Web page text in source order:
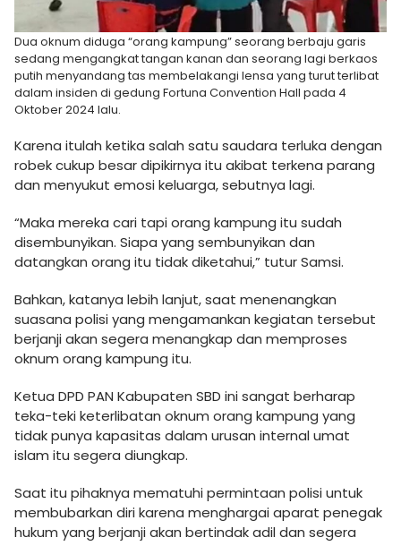
Dua oknum diduga “orang kampung” seorang berbaju garis
sedang mengangkat tangan kanan dan seorang lagi berkaos
putih menyandang tas membelakangi lensa yang turut terlibat
dalam insiden di gedung Fortuna Convention Hall pada 4
Oktober 2024 lalu.
Karena itulah ketika salah satu saudara terluka dengan
robek cukup besar dipikirnya itu akibat terkena parang
dan menyukut emosi keluarga, sebutnya lagi.
“Maka mereka cari tapi orang kampung itu sudah
disembunyikan. Siapa yang sembunyikan dan
datangkan orang itu tidak diketahui,” tutur Samsi.
Bahkan, katanya lebih lanjut, saat menenangkan
suasana polisi yang mengamankan kegiatan tersebut
berjanji akan segera menangkap dan memproses
oknum orang kampung itu.
Ketua DPD PAN Kabupaten SBD ini sangat berharap
teka-teki keterlibatan oknum orang kampung yang
tidak punya kapasitas dalam urusan internal umat
islam itu segera diungkap.
Saat itu pihaknya mematuhi permintaan polisi untuk
membubarkan diri karena menghargai aparat penegak
hukum yang berjanji akan bertindak adil dan segera